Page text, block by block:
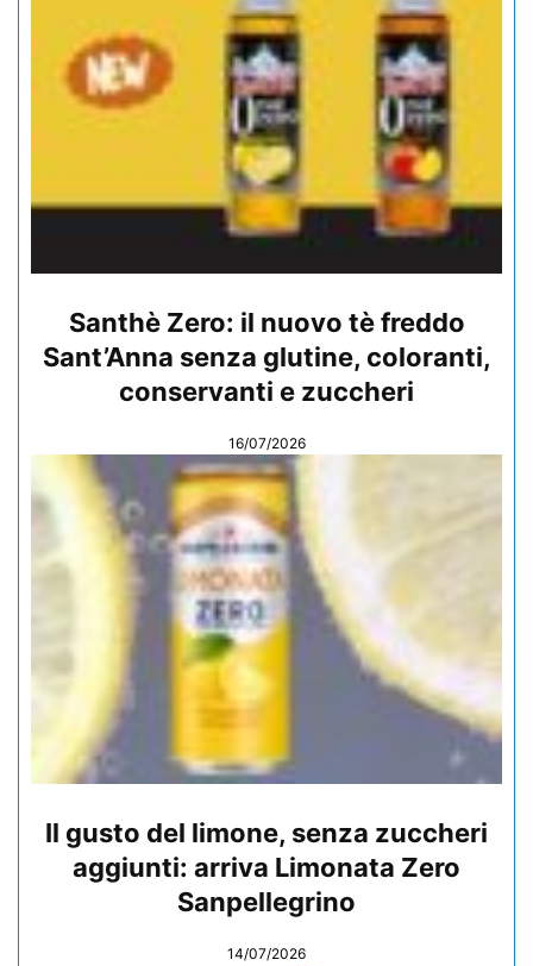
Santhè Zero: il nuovo tè freddo
Sant’Anna senza glutine, coloranti,
conservanti e zuccheri
16/07/2026
Il gusto del limone, senza zuccheri
aggiunti: arriva Limonata Zero
Sanpellegrino
14/07/2026